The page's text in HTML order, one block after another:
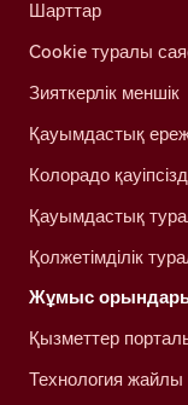
Шарттар
Cookie туралы
Зияткерлік меншік
Қауымдастық
Колорадо
Қауымдастық
Қолжетімділік
Жұмыс
Қызметтер
Технология жайлы